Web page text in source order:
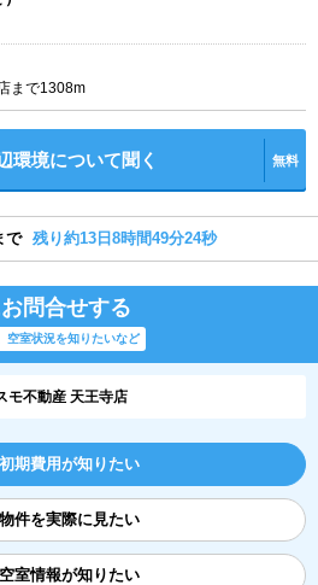
まで1308m
環境について聞く 無料
で 残り約13日8時間49分23秒
問合せする
空室状況を知りたいなど
モ不動産 天王寺店
初期費用が知りたい
物件を実際に見たい
空室情報が知りたい